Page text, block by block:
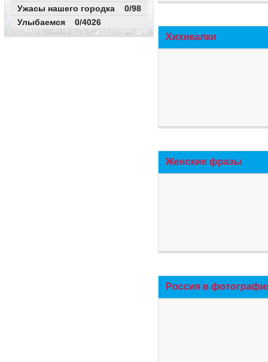
Ужасы нашего городка 0/98
Улыбаемся 0/4026
Хихикалки
Женские фразы
Россия в